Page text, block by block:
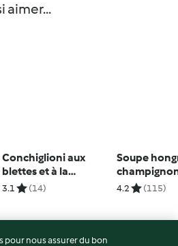
aimer...
Conchiglioni aux
blettes et à la
menthe, sauce au
3.1 (14)
Soupe
4.2 (115)
pour nous assurer du bon